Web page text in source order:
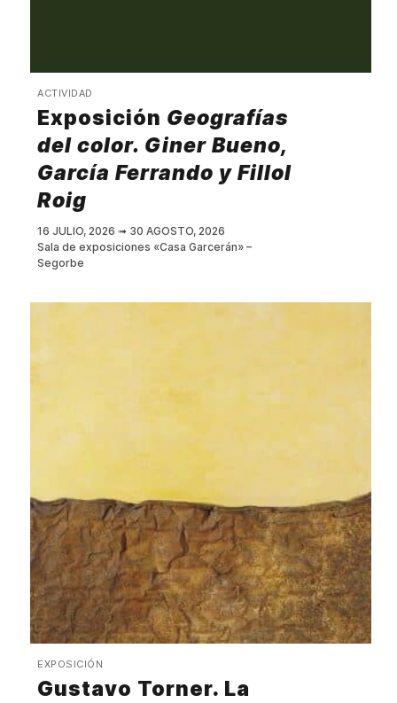
ACTIVIDAD
Exposición Geografías
del color. Giner Bueno,
García Ferrando y Fillol
Roig
16 JULIO, 2026 ➟ 30 AGOSTO, 2026
Sala de exposiciones «Casa Garcerán» –
Segorbe
EXPOSICIÓN
Gustavo Torner. La